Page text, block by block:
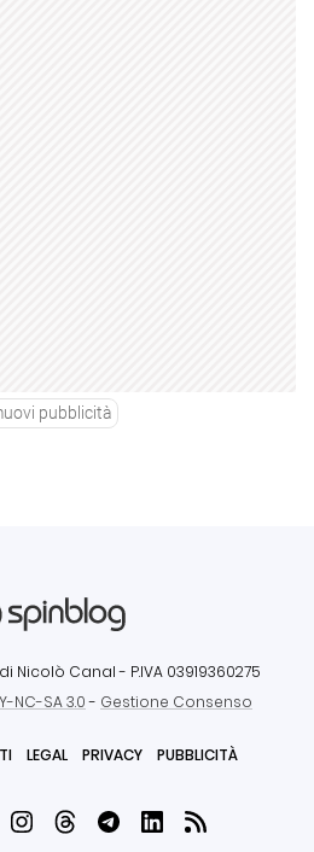
pubblicità
di Nicolò Canal - P.IVA 03919360275
NC-SA 3.0- Gestione Consenso
LEGAL PRIVACY PUBBLICITÀ